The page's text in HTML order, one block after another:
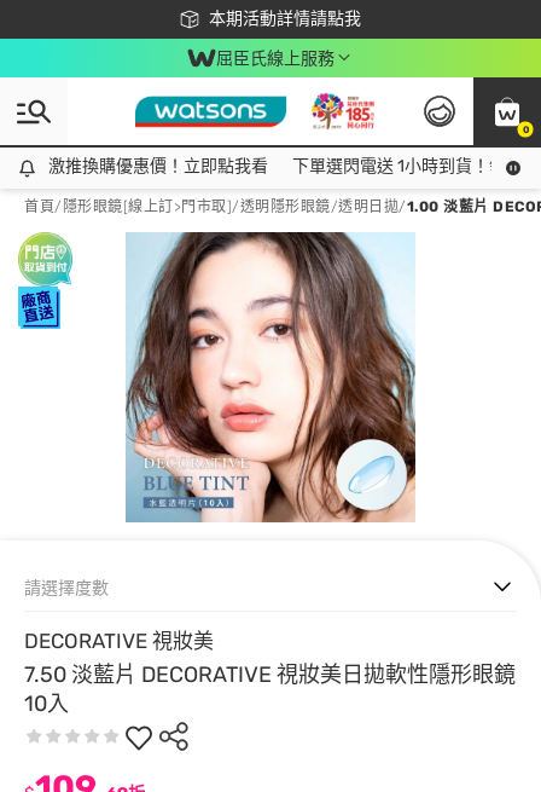
本期活動詳情請點我
下載app最高回饋$350
屈臣氏線上服務
0
激推換購優惠價！立即點我看
激推換購優惠價！立即點我看 下單選閃電送 1小時到貨！領神
首頁/ 隱形眼鏡[線上訂>門市取]/透明隱形眼鏡/透明日拋/1.00 淡藍片
DECORATIVE 視妝美
7.50 淡藍片 DECORATIVE 視妝美日拋軟性隱形眼鏡
10入
請選擇度數